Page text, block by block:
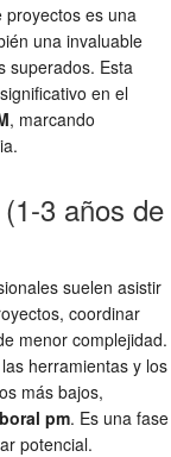
es una
una invaluable
superados. Esta
en el
, marcando
3 años de
suelen asistir
coordinar
menor complejidad.
herramientas y los
más bajos,
pm. Es una fase
potencial.